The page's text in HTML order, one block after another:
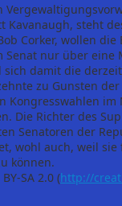
Kavanaugh, steht
Corker, wollen
nur über
damit die
zu Gunsten
Kongresswahlen
Die Richter des
Senatoren der
wohl auch, weil
können.
SA 2.0 (http://